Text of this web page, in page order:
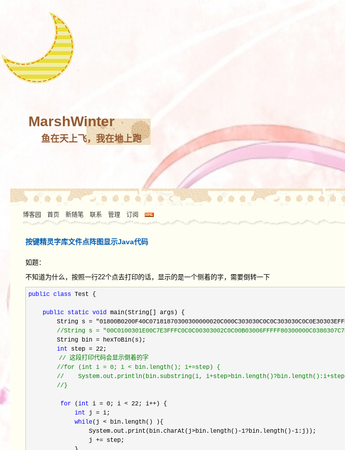
MarshWinter
鱼在天上飞，我在地上跑
博客园 首页 新随笔 联系 管理 订阅
按键精灵字库文件点阵图显示Java代码
如题：
不知道为什么，按照一行22个点去打印的话，显示的是一个侧着的字，需要倒转一下
public class Test {
public static void main(String[] args) {
        String s
=
//String s =
        String bin =
hexToBin(s);
int step = 22;
// 这段打印代码会显示倒着的字
//for (int i = 0; i < bin.length(); i+=step) {
//
System.out.println(bin.substring(i,
// }
for (int i = 0; i < 22; i++) {
int j = i;
while(j < bin.length() ){
                 System.out.print(bin.charAt(j
>bin.length()-1?bin.length()-1:j));
                 j
+= step;